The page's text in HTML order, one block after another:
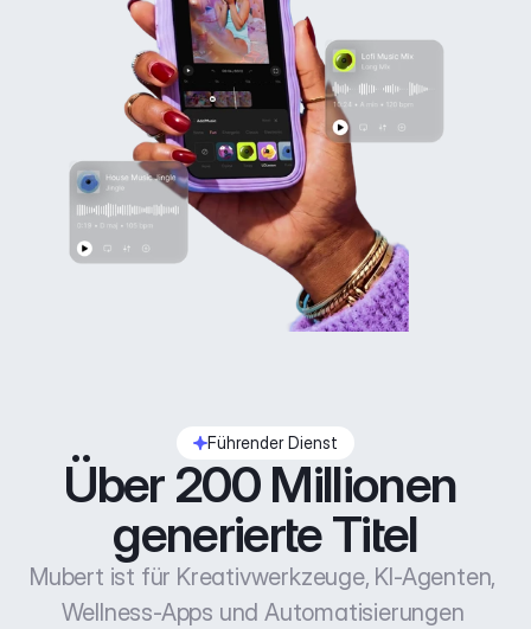
Führender Dienst
Über 200 Millionen
generierte Titel
Mubert ist für Kreativwerkzeuge, KI-Agenten,
Wellness-Apps und Automatisierungen